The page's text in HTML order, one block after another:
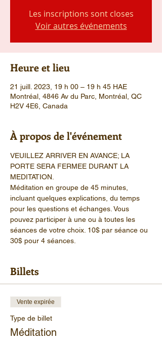
Les inscriptions sont closes
Voir autres événements
Heure et lieu
21 juill. 2023, 19 h 00 – 19 h 45 HAE
Montréal, 4846 Av du Parc, Montréal, QC
H2V 4E6, Canada
À propos de l'événement
VEUILLEZ ARRIVER EN AVANCE; LA
PORTE SERA FERMEE DURANT LA
MEDITATION.
Méditation en groupe de 45 minutes,
incluant quelques explications, du temps
pour les questions et échanges. Vous
pouvez participer à une ou à toutes les
séances de votre choix. 10$ par séance ou
30$ pour 4 séances.
Billets
Vente expirée
Type de billet
Méditation